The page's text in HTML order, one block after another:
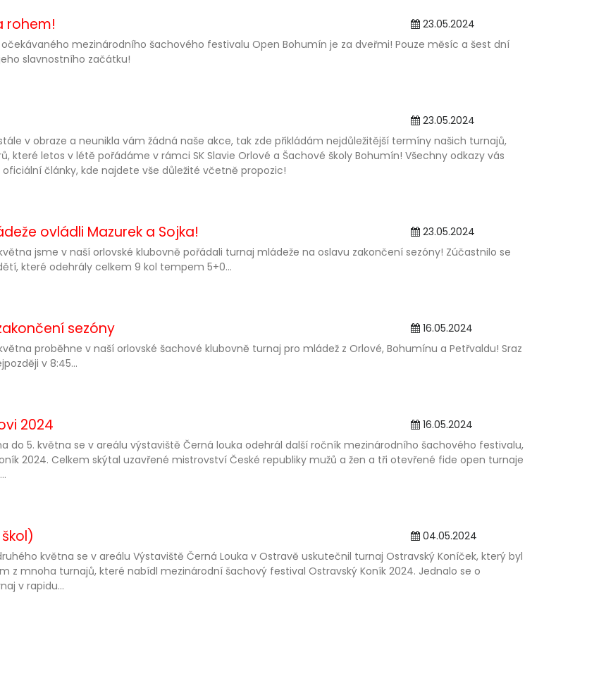
rohem!
23.05.2024
mezinárodního šachového festivalu Open Bohumín je za dveřmi! Pouze měsíc a šest dní
slavnostního začátku!
23.05.2024
v obraze a neunikla vám žádná naše akce, tak zde přikládám nejdůležitější termíny našich turnajů,
které letos v létě pořádáme v rámci SK Slavie Orlové a Šachové školy Bohumín! Všechny odkazy vás
články, kde najdete vše důležité včetně propozic!
ovládli Mazurek a Sojka!
23.05.2024
jsme v naší orlovské klubovně pořádali turnaj mládeže na oslavu zakončení sezóny! Zúčastnilo se
které odehrály celkem 9 kol tempem 5+0...
sezóny
16.05.2024
proběhne v naší orlovské šachové klubovně turnaj pro mládež z Orlové, Bohumínu a Petřvaldu! Sraz
v 8:45...
2024
16.05.2024
do 5. května se v areálu výstaviště Černá louka odehrál další ročník mezinárodního šachového festivalu,
2024. Celkem skýtal uzavřené mistrovství České republiky mužů a žen a tři otevřené fide open turnaje
04.05.2024
května se v areálu Výstaviště Černá Louka v Ostravě uskutečnil turnaj Ostravský Koníček, který byl
z mnoha turnajů, které nabídl mezinárodní šachový festival Ostravský Koník 2024. Jednalo se o
v rapidu...